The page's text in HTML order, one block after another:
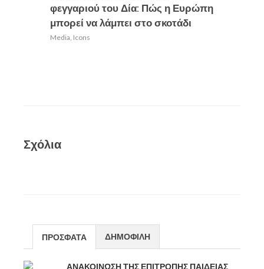
φεγγαριού του Δία: Πώς η Ευρώπη
μπορεί να λάμπει στο σκοτάδι
Media, Icons
Σχόλια
ΠΡΟΣΦΑΤΑ ΔΗΜΟΦΙΛΗ
ΑΝΑΚΟΙΝΩΣΗ ΤΗΣ ΕΠΙΤΡΟΠΗΣ ΠΑΙΔΕΙΑΣ